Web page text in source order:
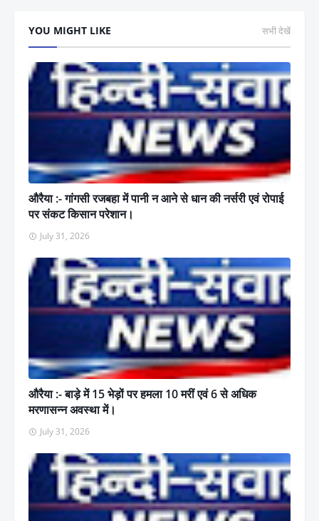
YOU MIGHT LIKE सभी देखें
औरैया :- गांगसी रजबहा में पानी न आने से धान की नर्सरी एवं रोपाई
पर संकट किसान परेशान।
July 31, 2026
औरैया :- बाड़े में 15 भेड़ों पर हमला 10 मरीं एवं 6 से अधिक
मरणासन्न अवस्था में।
July 31, 2026